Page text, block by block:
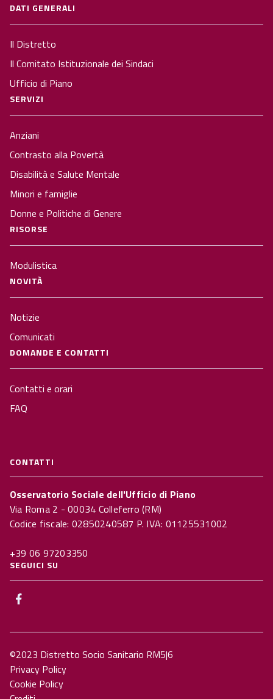
DATI GENERALI
Il Distretto
Il Comitato Istituzionale dei Sindaci
Ufficio di Piano
SERVIZI
Anziani
Contrasto alla Povertà
Disabilità e Salute Mentale
Minori e famiglie
Donne e Politiche di Genere
RISORSE
Modulistica
NOVITÀ
Notizie
Comunicati
DOMANDE E CONTATTI
Contatti e orari
FAQ
CONTATTI
Osservatorio Sociale dell'Ufficio di Piano
Via Roma 2 - 00034 Colleferro (RM)
Codice fiscale: 02850240587 P. IVA: 01125531002
+39 06 97203350
SEGUICI SU
©2023 Distretto Socio Sanitario RM5|6
Privacy Policy
Cookie Policy